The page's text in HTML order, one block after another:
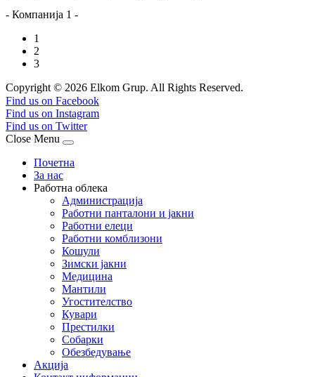
- Компанија 1 -
1
2
3
Copyright © 2026 Elkom Grup. All Rights Reserved.
Joomla! 3 Templates
Find us on Facebook
Find us on Instagram
Find us on Twitter
Close Menu
Почетна
За нас
Работна облека
Администрација
Работни панталони и јакни
Работни елеци
Работни комблизони
Кошули
Зимски јакни
Медицина
Мантили
Угостителство
Кувари
Престилки
Собарки
Обезбедување
Акција